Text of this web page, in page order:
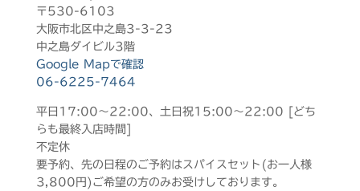
〒530-6103
大阪市北区中之島3-3-23
中之島ダイビル3階
Google Mapで確認
06-6225-7464
平日17:00～22:00、土日祝15:00～22:00 [どち
らも最終入店時間]
不定休
要予約、先の日程のご予約はスパイスセット(お一人様
3,800円)ご希望の方のみお受けしております。